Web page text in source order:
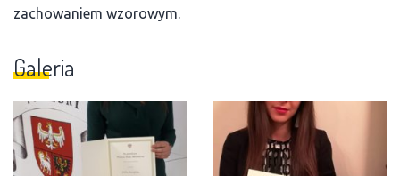
zachowaniem wzorowym.
Galeria